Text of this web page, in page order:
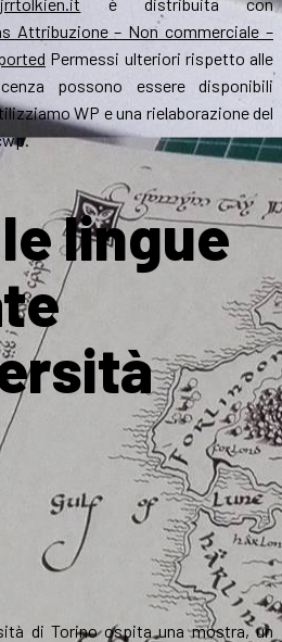
Attribuzione – Non commerciale –
Permessi ulteriori rispetto alle
possono essere disponibili
WP e una rielaborazione del
lingue
di Torino ospita una mostra, un